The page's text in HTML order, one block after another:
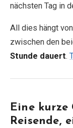
nächsten Tag in
All dies hängt
zwischen den
Stunde dauert.
Eine kurze
Reisende,